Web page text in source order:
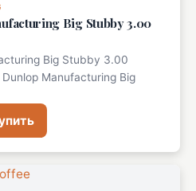
Big Stubby 3.00
Big Stubby 3.00
Manufacturing Big